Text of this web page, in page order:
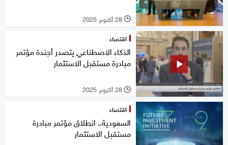
l 28 أكتوبر 2025
اقتصاد
الذكاء الاصطناعي يتصدر أجندة مؤتمر
مبادرة مستقبل الاستثمار
l 28 أكتوبر 2025
اقتصاد
السعودية.. انطلاق مؤتمر مبادرة
مستقبل الاستثمار